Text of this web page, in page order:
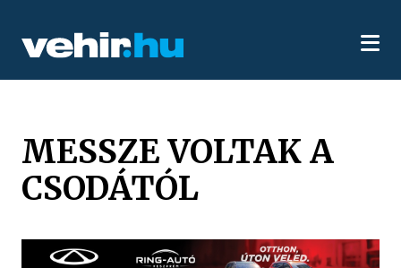
MESSZE VOLTAK A
CSODÁTÓL